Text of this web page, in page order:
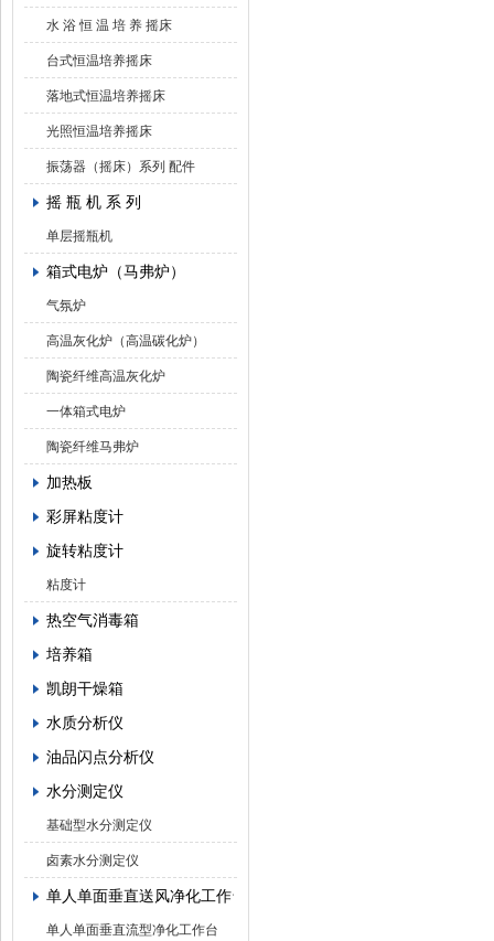
水 浴 恒 温 培 养 摇床
台式恒温培养摇床
落地式恒温培养摇床
光照恒温培养摇床
振荡器（摇床）系列 配件
摇 瓶 机 系 列
单层摇瓶机
箱式电炉（马弗炉）
气氛炉
高温灰化炉（高温碳化炉）
陶瓷纤维高温灰化炉
一体箱式电炉
陶瓷纤维马弗炉
加热板
彩屏粘度计
旋转粘度计
粘度计
热空气消毒箱
培养箱
凯朗干燥箱
水质分析仪
油品闪点分析仪
水分测定仪
基础型水分测定仪
卤素水分测定仪
单人单面垂直送风净化工作台
单人单面垂直流型净化工作台